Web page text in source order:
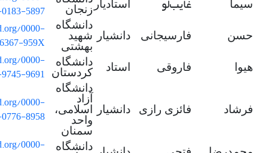
سیما غایبلو استادیار زنجان
5897
حسن فارسیجانی دانشیار
دانشگاه
شهید
بهشتی
0000-
959X
هیوا فاروقی استاد
دانشگاه
کردستان
0000-
9691
فرشاد فائزی رازی دانشیار
دانشگاه
آزاد
اسلامی،
واحد
سمنان
0000-
8958
دانشگاه
0000-